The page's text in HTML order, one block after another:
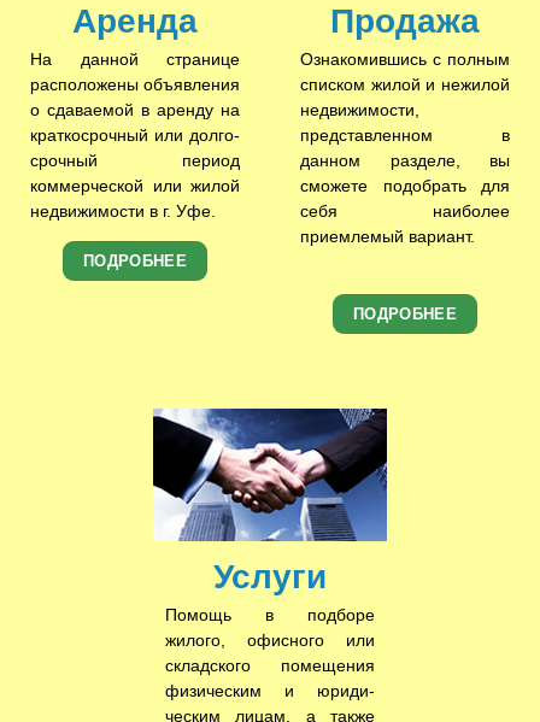
Аренда
На данной странице
расположены объявления
о сдаваемой в аренду на
краткосрочный или долго­
срочный период
коммерческой или жилой
недвижимости в г. Уфе.
ПОДРОБНЕЕ
Продажа
Ознакомившись с полным
списком жилой и нежилой
недвижимости,
представленном в
данном разделе, вы
сможете подобрать для
себя наиболее
приемлемый вариант.
ПОДРОБНЕЕ
Услуги
Помощь в подборе
жилого, офисного или
складского помещения
физическим и юриди­
ческим лицам, а также